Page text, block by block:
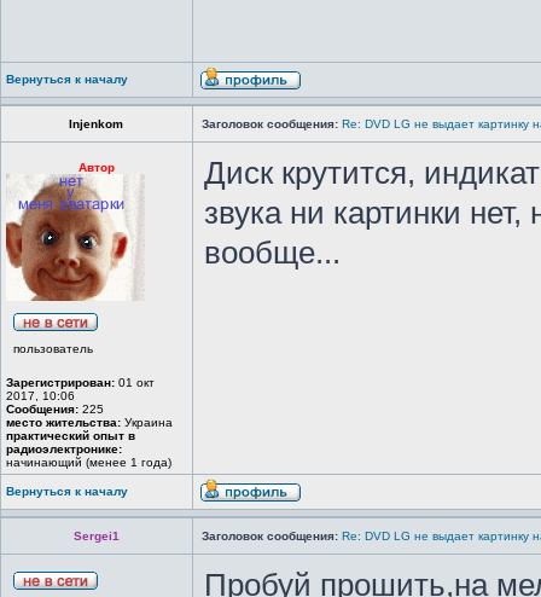
Вернуться к началу
Injenkom Заголовок сообщения: Re: DVD LG не выдает картинку
Автор
пользователь
Зарегистрирован: 01 окт
2017, 10:06
Сообщения: 225
место жительства: Украина
практический опыт в
радиоэлектронике:
начинающий (менее 1 года)
Диск крутится,
звука ни картинки нет,
вообще...
Вернуться к началу
Sergei1 Заголовок сообщения: Re: DVD LG не выдает картинку
Пробуй прошить,на